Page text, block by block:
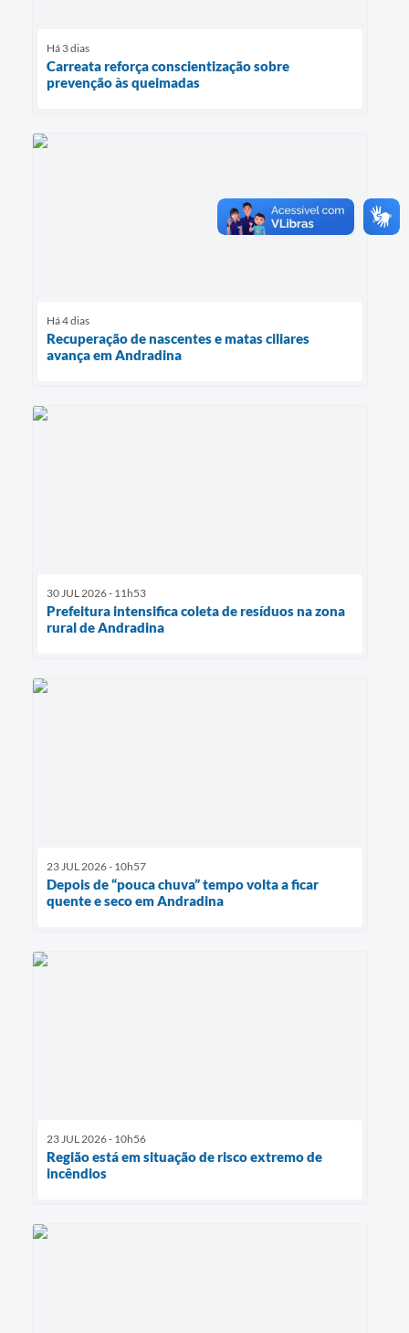
Há 3 dias
Carreata reforça conscientização sobre
prevenção às queimadas
Há 4 dias
Recuperação de nascentes e matas ciliares
avança em Andradina
30 JUL 2026 - 11h53
Prefeitura intensifica coleta de resíduos na zona
rural de Andradina
23 JUL 2026 - 10h57
Depois de “pouca chuva” tempo volta a ficar
quente e seco em Andradina
23 JUL 2026 - 10h56
Região está em situação de risco extremo de
incêndios